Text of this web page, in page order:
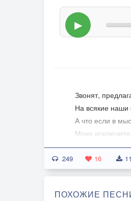
▶
Звонят,
На всякие наши
А что если в
Моих
Немытые,
По попе тебе,
Да так, чтоб
249 16
ПОХОЖИЕ